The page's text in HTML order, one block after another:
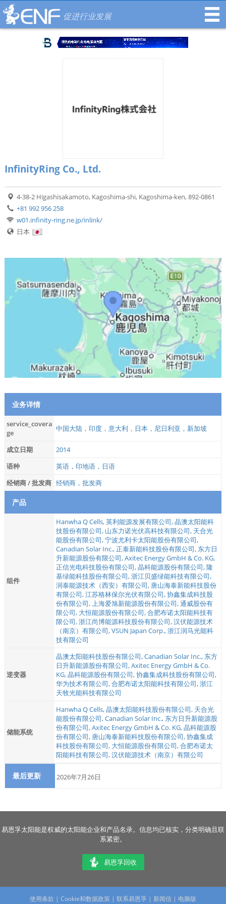
促进行业发展
InfinityRing Co., Ltd.
4-38-2 Higashisakamoto, Kagoshima-shi, Kagoshima-ken, 892-0861
+81 992 956 258
w01.infinity-ring.ne.jp/inlink/
日本
业务详情
service_covera
ge
中国大陆，印度，意大利，日本，尼日利亚，新加坡
成立日期
2014
语种
英语，印地语，日语
经销商 / 批发商 经销商，批发商
产品
组件
Hanwha Q Cells,英利能源发展有限公司,晶澳太阳能科
技股份有限公司, 山东力诺光伏高科技有限公司, 天合光
能股份有限公司,宁波尤利卡太阳能股份有限公司,
Canadian Solar Inc.,正泰新能科技股份有限公司, 东方日
升新能源股份有限公司,Axitec Energy GmbH & Co. KG,
正信光电科技股份有限公司,晶科能源股份有限公司,隆
基绿能科技股份有限公司,浙江贝盛绿能科技有限公司,
润泰能源技术（西安）有限公司, 唐山海泰新能科技股份
有限公司,江苏格林保尔光伏有限公司,协鑫集成科技股
份有限公司,上海爱旭新能源股份有限公司,通威股份有
限公司, 大恒能源股份有限公司,合肥布诺太阳能科技有
限公司,浙江尚博能源科技股份有限公司,汉伏能源技术
（南京）有限公司,VSUN Japan Corp.,浙江润马光能科
技有限公司
逆变器
晶澳太阳能科技股份有限公司,Canadian Solar Inc., 东方
日升新能源股份有限公司,Axitec Energy GmbH & Co.
KG,晶科能源股份有限公司,协鑫集成科技股份有限公司,
华为技术有限公司,合肥布诺太阳能科技有限公司,浙江
天牧光能科技有限公司
储能系统
Hanwha Q Cells,晶澳太阳能科技股份有限公司, 天合光
能股份有限公司,Canadian Solar Inc., 东方日升新能源股
份有限公司,Axitec Energy GmbH & Co. KG,晶科能源股
份有限公司, 唐山海泰新能科技股份有限公司,协鑫集成
科技股份有限公司, 大恒能源股份有限公司,合肥布诺太
阳能科技有限公司,汉伏能源技术（南京）有限公司
最后更新 2026年7月26日
易恩孚太阳能是权威的太阳能企业和产品名录。信息均已核实，分类明确且联
系紧密。
易恩孚回收
使用条款 | Cookie和数据政策 | 联系易恩孚 | 新闻信 | 电脑版